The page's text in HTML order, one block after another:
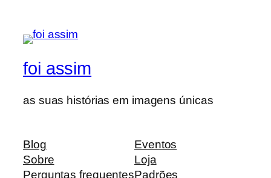
foi assim
as suas histórias em imagens únicas
Blog
Sobre
Perguntas frequentes
Eventos
Loja
Padrões